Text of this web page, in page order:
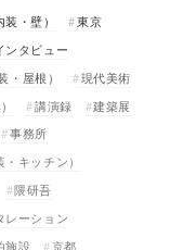
・壁）
東京
ンタビュー
・屋根）
現代美術
講演録
建築展
事務所
キッチン）
隈研吾
レーション
施設
京都